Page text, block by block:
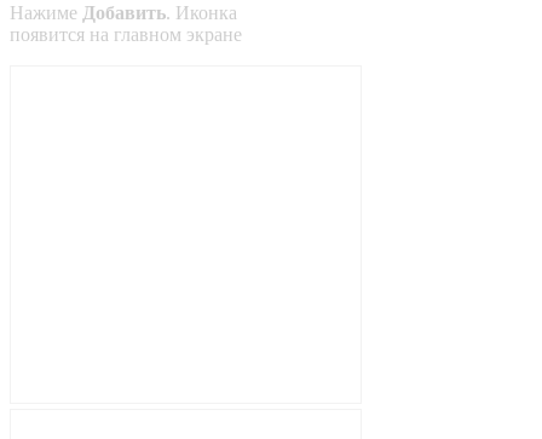
Нажиме Добавить. Иконка
появится на главном экране